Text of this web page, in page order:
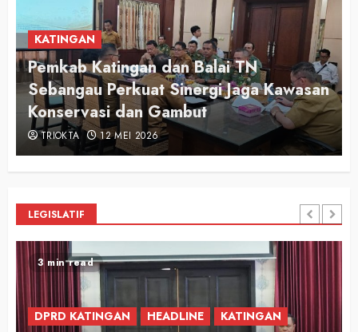
KATINGAN
Audiensi Otong Awi 2026, Bupati Saiful
Apresiasi Semangat Putra-Putri
Pariwisata Katingan
TRIOKTA 12 MEI 2026
LEGISLATIF
2 min read
DPRD KATINGAN